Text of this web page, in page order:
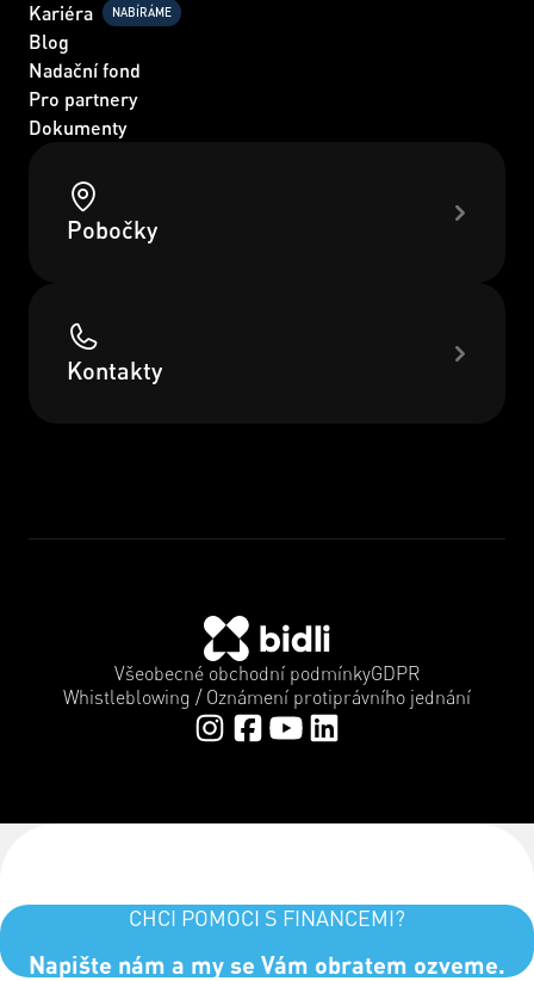
Kariéra
NABÍRÁME
Blog
Nadační fond
Pro partnery
Dokumenty
Pobočky
Kontakty
Všeobecné obchodní podmínkyGDPR
Whistleblowing / Oznámení protiprávního jednání
CHCI POMOCI S FINANCEMI?
Napište nám a my se Vám obratem ozveme.